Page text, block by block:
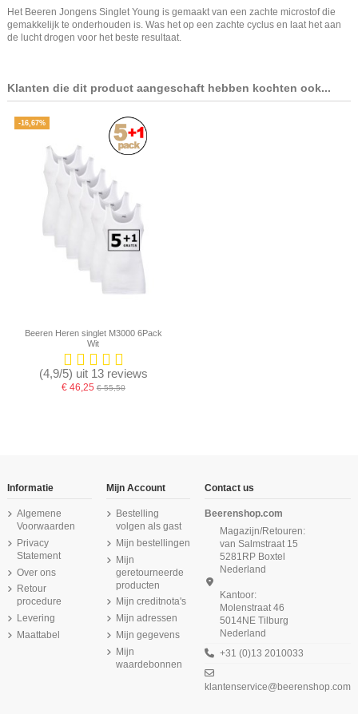
Het Beeren Jongens Singlet Young is gemaakt van een zachte microstof die
gemakkelijk te onderhouden is. Was het op een zachte cyclus en laat het aan
de lucht drogen voor het beste resultaat.
Klanten die dit product aangeschaft hebben kochten ook...
-16,67%
Beeren Heren singlet M3000 6Pack
Wit
(4,9/5) uit 13 reviews
€ 46,25€ 55,50
Informatie
Algemene
Voorwaarden
Privacy
Statement
Over ons
Retour
procedure
Levering
Maattabel
Mijn Account
Bestelling
volgen als gast
Mijn bestellingen
Mijn
geretourneerde
producten
Mijn creditnota's
Mijn adressen
Mijn gegevens
Mijn
waardebonnen
Contact us
Beerenshop.com
Magazijn/Retouren:
van Salmstraat 15
5281RP Boxtel
Nederland
Kantoor:
Molenstraat 46
5014NE Tilburg
Nederland
+31 (0)13 2010033
klantenservice@beerenshop.com